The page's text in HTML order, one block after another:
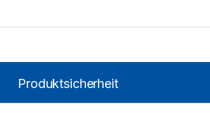
Produktsicherheit